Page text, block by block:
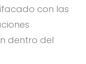
con las
dentro del